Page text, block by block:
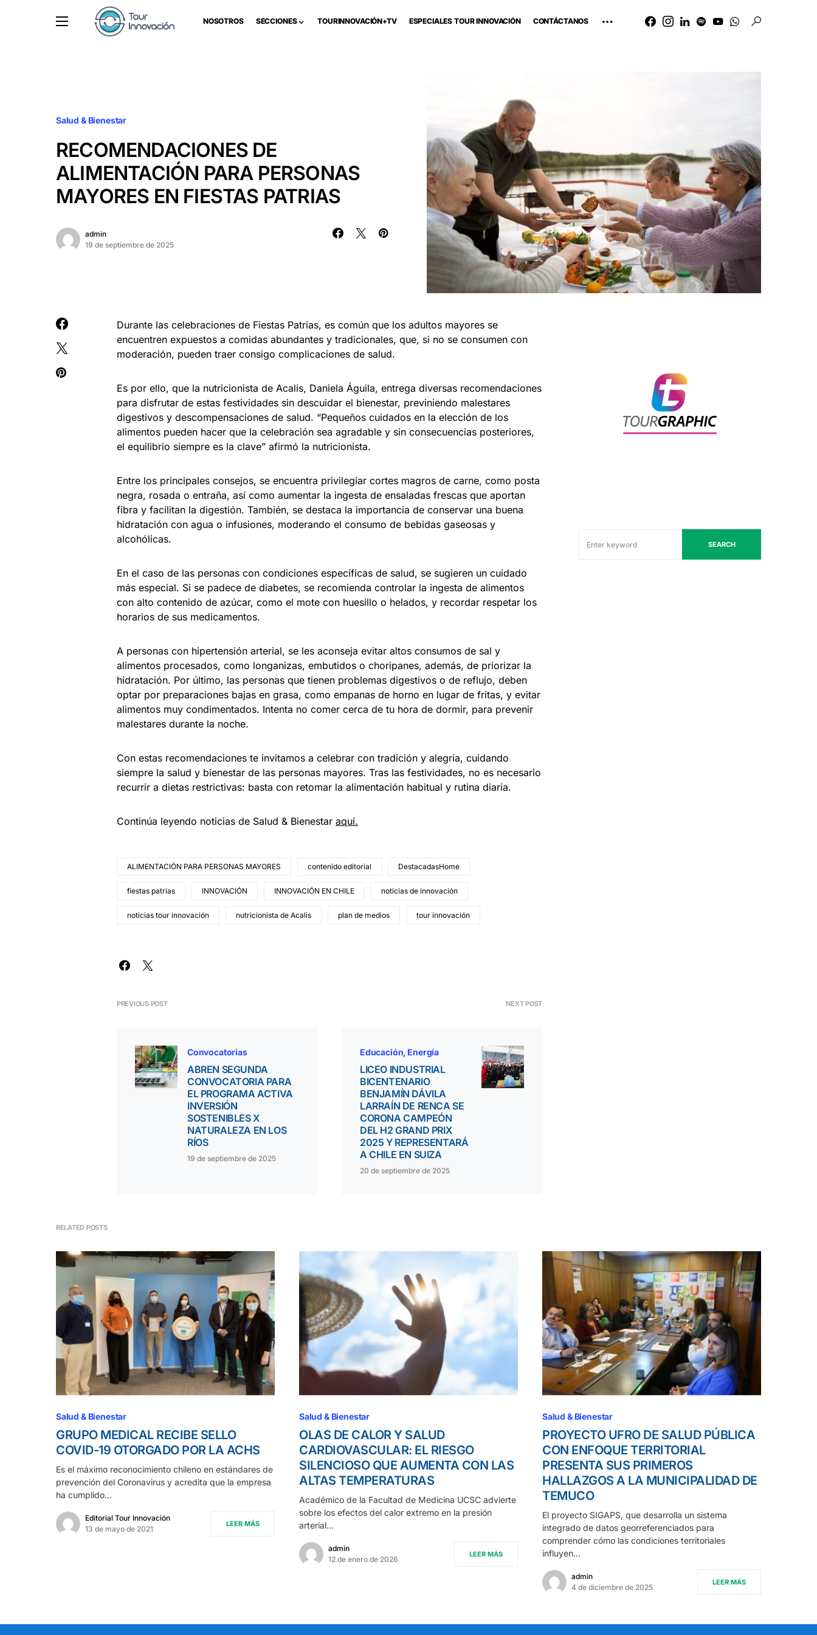
NOSOTROS SECCIONES TOURINNOVACIÓN+TV ESPECIALES TOUR INNOVACIÓN CONTÁCTANOS
Salud & Bienestar
RECOMENDACIONES DE
ALIMENTACIÓN PARA PERSONAS
MAYORES EN FIESTAS PATRIAS
admin
19 de septiembre de 2025
Durante las celebraciones de Fiestas Patrias, es común que los adultos mayores se
encuentren expuestos a comidas abundantes y tradicionales, que, si no se consumen con
moderación, pueden traer consigo complicaciones de salud.
Es por ello, que la nutricionista de Acalis, Daniela Águila, entrega diversas recomendaciones
para disfrutar de estas festividades sin descuidar el bienestar, previniendo malestares
digestivos y descompensaciones de salud. “Pequeños cuidados en la elección de los
alimentos pueden hacer que la celebración sea agradable y sin consecuencias posteriores,
el equilibrio siempre es la clave” afirmó la nutricionista.
Entre los principales consejos, se encuentra privilegiar cortes magros de carne, como posta
negra, rosada o entraña, así como aumentar la ingesta de ensaladas frescas que aportan
fibra y facilitan la digestión. También, se destaca la importancia de conservar una buena
hidratación con agua o infusiones, moderando el consumo de bebidas gaseosas y
alcohólicas.
En el caso de las personas con condiciones específicas de salud, se sugieren un cuidado
más especial. Si se padece de diabetes, se recomienda controlar la ingesta de alimentos
con alto contenido de azúcar, como el mote con huesillo o helados, y recordar respetar los
horarios de sus medicamentos.
A personas con hipertensión arterial, se les aconseja evitar altos consumos de sal y
alimentos procesados, como longanizas, embutidos o choripanes, además, de priorizar la
hidratación. Por último, las personas que tienen problemas digestivos o de reflujo, deben
optar por preparaciones bajas en grasa, como empanas de horno en lugar de fritas, y evitar
alimentos muy condimentados. Intenta no comer cerca de tu hora de dormir, para prevenir
malestares durante la noche.
Con estas recomendaciones te invitamos a celebrar con tradición y alegría, cuidando
siempre la salud y bienestar de las personas mayores. Tras las festividades, no es necesario
recurrir a dietas restrictivas: basta con retomar la alimentación habitual y rutina diaria.
Continúa leyendo noticias de Salud & Bienestar aquí.
ALIMENTACIÓN PARA PERSONAS MAYORES contenido editorial DestacadasHome
fiestas patrias INNOVACIÓN INNOVACIÓN EN CHILE noticias de innovación
noticias tour innovación nutricionista de Acalis plan de medios tour innovación
PREVIOUS POST
Convocatorias
ABREN SEGUNDA
CONVOCATORIA PARA
EL PROGRAMA ACTIVA
INVERSIÓN
SOSTENIBLES X
NATURALEZA EN LOS
RÍOS
19 de septiembre de 2025
NEXT POST
Educación Energía
LICEO INDUSTRIAL
BICENTENARIO
BENJAMÍN DÁVILA
LARRAÍN DE RENCA SE
CORONA CAMPEÓN
DEL H2 GRAND PRIX
2025 Y REPRESENTARÁ
A CHILE EN SUIZA
20 de septiembre de 2025
SEARCH
RELATED POSTS
Salud & Bienestar
GRUPO MEDICAL RECIBE SELLO
COVID-19 OTORGADO POR LA ACHS
Es el máximo reconocimiento chileno en estándares de
prevención del Coronavirus y acredita que la empresa
ha cumplido…
Editorial Tour Innovación
13 de mayo de 2021
LEER MÁS
Salud & Bienestar
OLAS DE CALOR Y SALUD
CARDIOVASCULAR: EL RIESGO
SILENCIOSO QUE AUMENTA CON LAS
ALTAS TEMPERATURAS
Académico de la Facultad de Medicina UCSC advierte
sobre los efectos del calor extremo en la presión
arterial…
admin
12 de enero de 2026
LEER MÁS
Salud & Bienestar
PROYECTO UFRO DE SALUD PÚBLICA
CON ENFOQUE TERRITORIAL
PRESENTA SUS PRIMEROS
HALLAZGOS A LA MUNICIPALIDAD DE
TEMUCO
El proyecto SIGAPS, que desarrolla un sistema
integrado de datos georreferenciados para
comprender cómo las condiciones territoriales
influyen…
admin
4 de diciembre de 2025
LEER MÁS